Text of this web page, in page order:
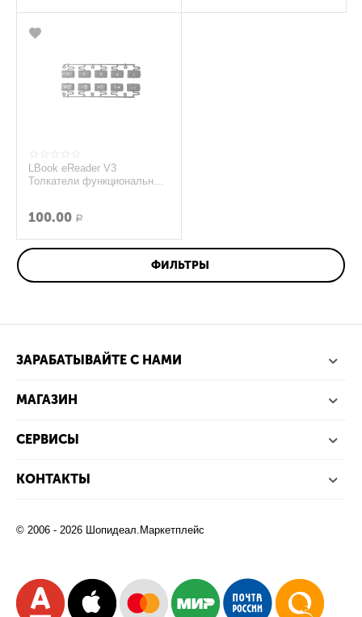
LBook eReader V3
Толкатели функциональных
100.00 Р
ФИЛЬТРЫ
ЗАРАБАТЫВАЙТЕ С НАМИ
МАГАЗИН
СЕРВИСЫ
КОНТАКТЫ
© 2006 - 2026 Шопидеал.Маркетплейс